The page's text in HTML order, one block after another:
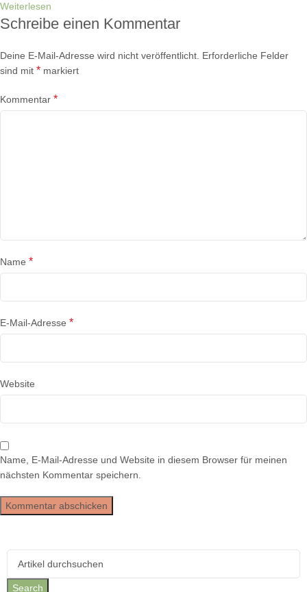
Weiterlesen
Schreibe einen Kommentar
Deine E-Mail-Adresse wird nicht veröffentlicht. Erforderliche Felder
sind mit * markiert
Kommentar *
Name *
E-Mail-Adresse *
Website
Name, E-Mail-Adresse und Website in diesem Browser für meinen
nächsten Kommentar speichern.
Search